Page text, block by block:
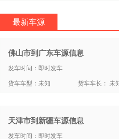
最新车源
佛山市到广东车源信息
发车时间：即时发车
货车车型：未知
货车车长： 未
天津市到新疆车源信息
发车时间：即时发车